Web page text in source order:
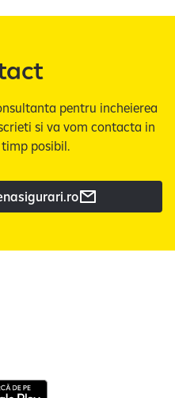
pentru incheierea
si va vom contacta in
posibil.